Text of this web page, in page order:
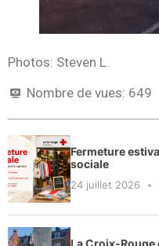
Photos: Steven L.
Nombre de vues: 649
Fermeture
sociale
24 juillet 2026
La Croix-Rouge